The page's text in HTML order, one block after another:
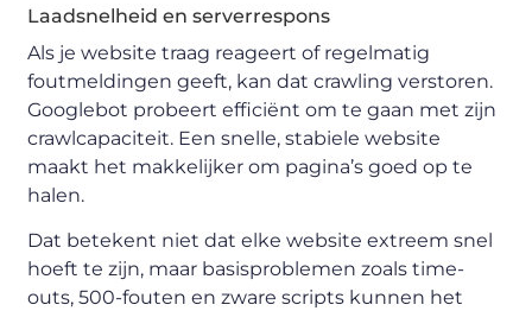
Laadsnelheid en serverrespons
Als je website traag reageert of regelmatig
foutmeldingen geeft, kan dat crawling verstoren.
Googlebot probeert efficiënt om te gaan met zijn
crawlcapaciteit. Een snelle, stabiele website
maakt het makkelijker om pagina’s goed op te
halen.
Dat betekent niet dat elke website extreem snel
hoeft te zijn, maar basisproblemen zoals time-
outs, 500-fouten en zware scripts kunnen het